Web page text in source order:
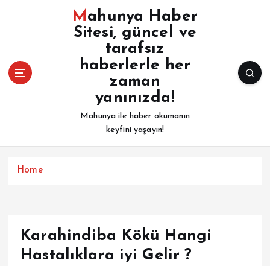
a
Mahunya Haber
Sitesi, güncel ve
tarafsız
haberlerle her
zaman
yanınızda!
Mahunya ile haber okumanın
keyfini yaşayın!
Home
Karahindiba Kökü Hangi
Hastalıklara iyi Gelir ?